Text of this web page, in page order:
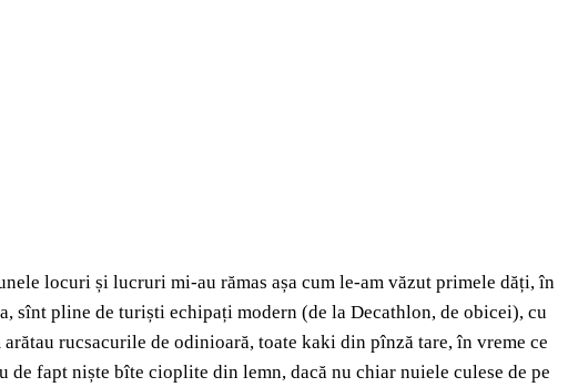
locuri și lucruri mi-au rămas așa cum le-am văzut primele dăți, în
sînt pline de turiști echipați modern (de la Decathlon, de obicei), cu
rucsacurile de odinioară, toate kaki din pînză tare, în vreme ce
fapt niște bîte cioplite din lemn, dacă nu chiar nuiele culese de pe